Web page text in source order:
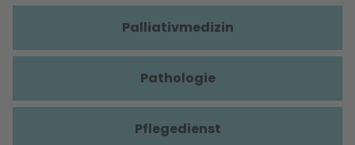
Palliativmedizin
Pathologie
Pflegedienst